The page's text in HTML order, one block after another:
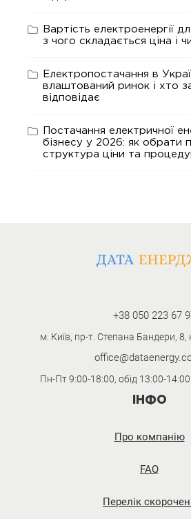
Вартість електроенергії
з чого складається ціна і
Електропостачання в
влаштований ринок і хто
відповідає
Постачання електричної
бізнесу у 2026: як обрати
структура ціни та
+38 050 223 67
м. Київ, пр-т. Степана Бандери, 8,
Пн-Пт 9:00-18:00, обід 13:00-14:00
ІНФО
Про компанію
FAQ
Перелік